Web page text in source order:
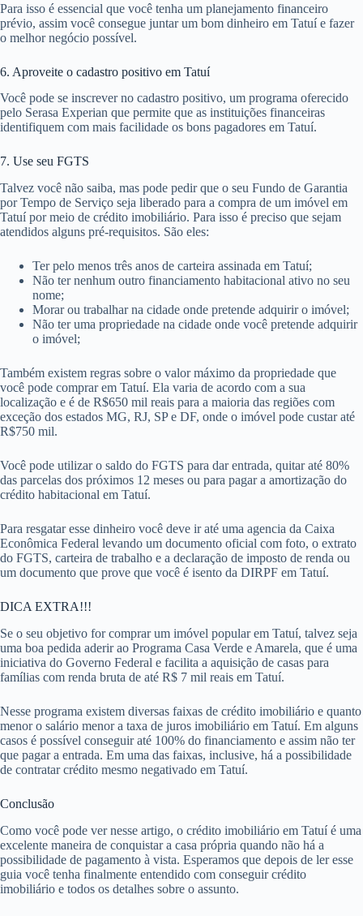
Para isso é essencial que você tenha um planejamento financeiro
prévio, assim você consegue juntar um bom dinheiro em Tatuí e fazer
o melhor negócio possível.
6. Aproveite o cadastro positivo em Tatuí
Você pode se inscrever no cadastro positivo, um programa oferecido
pelo Serasa Experian que permite que as instituições financeiras
identifiquem com mais facilidade os bons pagadores em Tatuí.
7. Use seu FGTS
Talvez você não saiba, mas pode pedir que o seu Fundo de Garantia
por Tempo de Serviço seja liberado para a compra de um imóvel em
Tatuí por meio de crédito imobiliário. Para isso é preciso que sejam
atendidos alguns pré-requisitos. São eles:
Ter pelo menos três anos de carteira assinada em Tatuí;
Não ter nenhum outro financiamento habitacional ativo no seu
nome;
Morar ou trabalhar na cidade onde pretende adquirir o imóvel;
Não ter uma propriedade na cidade onde você pretende adquirir
o imóvel;
Também existem regras sobre o valor máximo da propriedade que
você pode comprar em Tatuí. Ela varia de acordo com a sua
localização e é de R$650 mil reais para a maioria das regiões com
exceção dos estados MG, RJ, SP e DF, onde o imóvel pode custar até
R$750 mil.
Você pode utilizar o saldo do FGTS para dar entrada, quitar até 80%
das parcelas dos próximos 12 meses ou para pagar a amortização do
crédito habitacional em Tatuí.
Para resgatar esse dinheiro você deve ir até uma agencia da Caixa
Econômica Federal levando um documento oficial com foto, o extrato
do FGTS, carteira de trabalho e a declaração de imposto de renda ou
um documento que prove que você é isento da DIRPF em Tatuí.
DICA EXTRA!!!
Se o seu objetivo for comprar um imóvel popular em Tatuí, talvez seja
uma boa pedida aderir ao Programa Casa Verde e Amarela, que é uma
iniciativa do Governo Federal e facilita a aquisição de casas para
famílias com renda bruta de até R$ 7 mil reais em Tatuí.
Nesse programa existem diversas faixas de crédito imobiliário e quanto
menor o salário menor a taxa de juros imobiliário em Tatuí. Em alguns
casos é possível conseguir até 100% do financiamento e assim não ter
que pagar a entrada. Em uma das faixas, inclusive, há a possibilidade
de contratar crédito mesmo negativado em Tatuí.
Conclusão
Como você pode ver nesse artigo, o crédito imobiliário em Tatuí é uma
excelente maneira de conquistar a casa própria quando não há a
possibilidade de pagamento à vista. Esperamos que depois de ler esse
guia você tenha finalmente entendido com conseguir crédito
imobiliário e todos os detalhes sobre o assunto.